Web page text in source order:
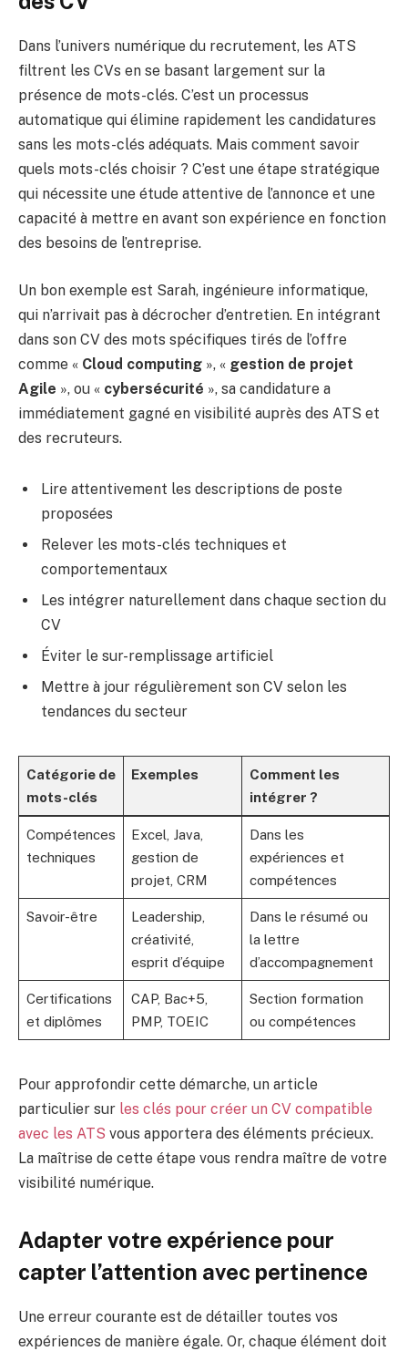
Dans l’univers numérique du recrutement, les ATS
filtrent les CVs en se basant largement sur la
présence de mots-clés. C’est un processus
automatique qui élimine rapidement les candidatures
sans les mots-clés adéquats. Mais comment savoir
quels mots-clés choisir ? C’est une étape stratégique
qui nécessite une étude attentive de l’annonce et une
capacité à mettre en avant son expérience en fonction
des besoins de l’entreprise.
Un bon exemple est Sarah, ingénieure informatique,
qui n’arrivait pas à décrocher d’entretien. En intégrant
dans son CV des mots spécifiques tirés de l’offre
comme « Cloud computing », « gestion de projet
Agile », ou « cybersécurité », sa candidature a
immédiatement gagné en visibilité auprès des ATS et
des recruteurs.
Lire attentivement les descriptions de poste
proposées
Relever les mots-clés techniques et
comportementaux
Les intégrer naturellement dans chaque section du
CV
Éviter le sur-remplissage artificiel
Mettre à jour régulièrement son CV selon les
tendances du secteur
Catégorie de
mots-clés
Exemples
Comment les
intégrer ?
Compétences
techniques
Excel, Java,
gestion de
projet, CRM
Dans les
expériences et
compétences
Savoir-être
Leadership,
créativité,
esprit d’équipe
Dans le résumé ou
la lettre
d’accompagnement
Certifications
et diplômes
CAP, Bac+5,
PMP, TOEIC
Section formation
ou compétences
Pour approfondir cette démarche, un article
particulier sur les clés pour créer un CV compatible
avec les ATS vous apportera des éléments précieux.
La maîtrise de cette étape vous rendra maître de votre
visibilité numérique.
Adapter votre expérience pour
capter l’attention avec pertinence
Une erreur courante est de détailler toutes vos
expériences de manière égale. Or, chaque élément doit